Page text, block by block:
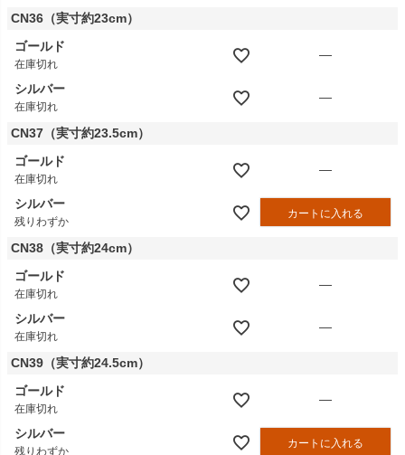
CN36（実寸約23cm）
ゴールド
在庫切れ
—
シルバー
在庫切れ
—
CN37（実寸約23.5cm）
ゴールド
在庫切れ
—
シルバー
残りわずか
カートに入れる
CN38（実寸約24cm）
ゴールド
在庫切れ
—
シルバー
在庫切れ
—
CN39（実寸約24.5cm）
ゴールド
在庫切れ
—
シルバー
残りわずか
カートに入れる